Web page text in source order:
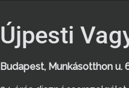
Újpesti
Budapest, Munkásotthon u.